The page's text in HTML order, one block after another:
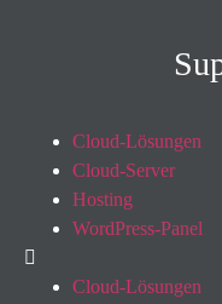
Cloud-Lösungen
Cloud-Server
Hosting
WordPress-Panel
Cloud-Lösungen